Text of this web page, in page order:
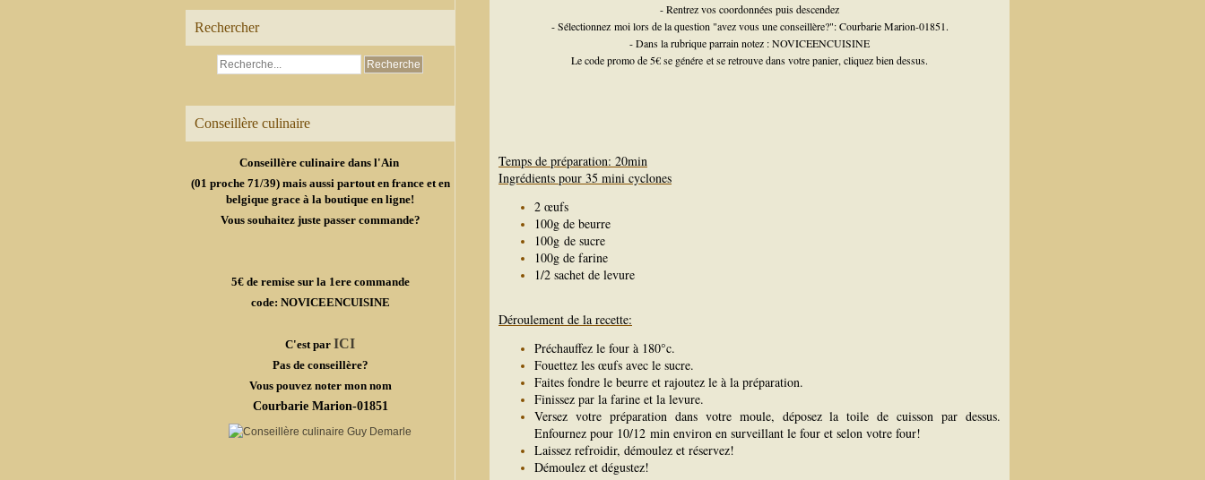
Rechercher
Conseillère culinaire
Conseillère culinaire dans l'Ain
(01 proche 71/39) mais aussi partout en france et en
belgique grace à la boutique en ligne!
Vous souhaitez juste passer commande?
5€ de remise sur la 1ere commande
code: NOVICEENCUISINE
C'est par ICI
Pas de conseillère?
Vous pouvez noter mon nom
Courbarie Marion-01851
- Rentrez vos coordonnées puis descendez
- Sélectionnez moi lors de la question "avez vous une conseillère?": Courbarie Marion-01851.
- Dans la rubrique parrain notez : NOVICEENCUISINE
Le code promo de 5€ se génére et se retrouve dans votre panier, cliquez bien dessus.
Temps de préparation: 20min
Ingrédients pour 35 mini cyclones
2 œufs
100g de beurre
100g de sucre
100g de farine
1/2 sachet de levure
Déroulement de la recette:
Préchauffez le four à 180°c.
Fouettez les œufs avec le sucre.
Faites fondre le beurre et rajoutez le à la préparation.
Finissez par la farine et la levure.
Versez votre préparation dans votre moule, déposez la toile de cuisson par dessus.
Enfournez pour 10/12 min environ en surveillant le four et selon votre four!
Laissez refroidir, démoulez et réservez!
Démoulez et dégustez!